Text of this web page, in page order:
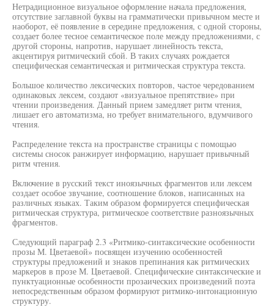
Нетрадиционное визуальное оформление начала предложения,
отсутствие заглавной буквы на грамматически привычном месте и
наоборот, её появление в середине предложения, с одной стороны,
создает более тесное семантическое поле между предложениями, с
другой стороны, напротив, нарушает линейность текста,
акцентируя ритмический сбой. В таких случаях рождается
специфическая семантическая и ритмическая структура текста.
Большое количество лексических повторов, частое чередованием
одинаковых лексем, создают «визуальное препятствие» при
чтении произведения. Данный прием замедляет ритм чтения,
лишает его автоматизма, но требует внимательного, вдумчивого
чтения.
Распределение текста на пространстве страницы с помощью
системы сносок ранжирует информацию, нарушает привычный
ритм чтения.
Включение в русский текст иноязычных фрагментов или лексем
создает особое звучание, соотношение блоков, написанных на
различных языках. Таким образом формируется специфическая
ритмическая структура, ритмическое соответствие разноязычных
фрагментов.
Следующий параграф 2.3 «Ритмико-синтаксические особенности
прозы М. Цветаевой» посвящен изучению особенностей
структуры предложений и знаков препинания как ритмических
маркеров в прозе М. Цветаевой. Специфические синтаксические и
пунктуационные особенности прозаических произведений поэта
непосредственным образом формируют ритмико-интонационную
структуру.